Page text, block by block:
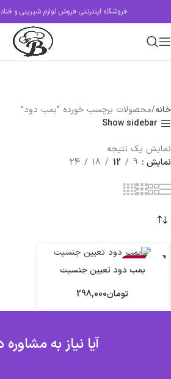
فروشگاه اینترنتی فروش لوازم شیرینی و
خانه محصولات برچسب خورده “بمب دود”
Show sidebar
نمایش یک نتیجه
نمایش
9
12
18
24
بمب دود تعیین جنسیت
تومان298,000
آیا نیاز به مشاوره